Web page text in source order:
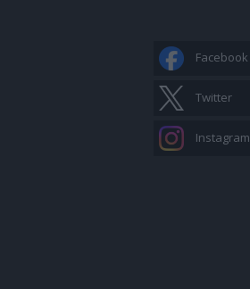
Facebook
Twitter
Instagram